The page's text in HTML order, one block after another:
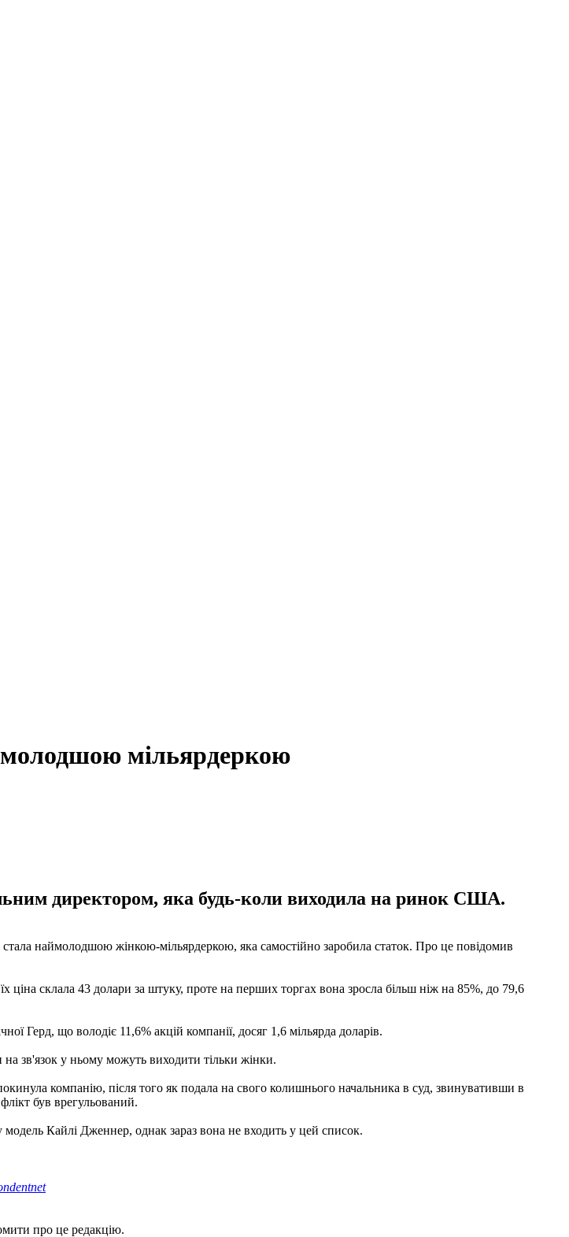
мільярдеркою
директором, яка будь-коли виходила на ринок США.
наймолодшою ​​жінкою-мільярдеркою, яка самостійно заробила статок. Про це повідомив
склала 43 долари за штуку, проте на перших торгах вона зросла більш ніж на 85%, до 79,6
Герд, що володіє 11,6% акцій компанії, досяг 1,6 мільярда доларів.
на зв'язок у ньому можуть виходити тільки жінки.
компанію, після того як подала на свого колишнього начальника в суд, звинувативши в
був врегульований.
модель Кайлі Дженнер, однак зараз вона не входить у цей список.
про це редакцію.